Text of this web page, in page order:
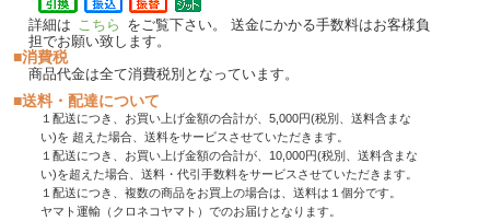
詳細は こちら をご覧下さい。 送金にかかる手数料はお客様負
担でお願い致します。
■消費税
商品代金は全て消費税別となっています。
■送料・配達について
１配送につき、お買い上げ金額の合計が、5,000円(税別、送料含まな
い)を 超えた場合、送料をサービスさせていただきます。
１配送につき、お買い上げ金額の合計が、10,000円(税別、送料含まな
い)を超えた場合、送料・代引手数料をサービスさせていただきます。
１配送につき、複数の商品をお買上の場合は、送料は１個分です。
ヤマト運輸（クロネコヤマト）でのお届けとなります。